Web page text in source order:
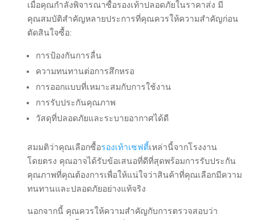
เมื่อคุณกำลังพิจารณาซื้อรองเท้าปลอดภัยในราคาส่ง มี
คุณสมบัติสำคัญหลายประการที่คุณควรให้ความสำคัญก่อน
ตัดสินใจซื้อ:
การป้องกันการลื่น
ความทนทานต่อการสึกหรอ
การออกแบบที่เหมาะสมกับการใช้งาน
การรับประกันคุณภาพ
วัสดุที่ปลอดภัยและระบายอากาศได้ดี
สมมติว่าคุณเลือกซื้อรองเท้าเซฟตี้เหล่านี้จากโรงงาน
โดยตรง คุณอาจได้รับข้อเสนอที่ดีที่สุดพร้อมการรับประกัน
คุณภาพที่คุณต้องการเพื่อให้แน่ใจว่าสินค้าที่คุณเลือกมีความ
ทนทานและปลอดภัยอย่างแท้จริง
นอกจากนี้ คุณควรให้ความสำคัญกับการตรวจสอบว่า